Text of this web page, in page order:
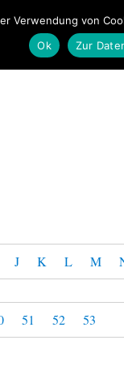
J K L M
51 52 53
Verwendung von
Ok
Zur